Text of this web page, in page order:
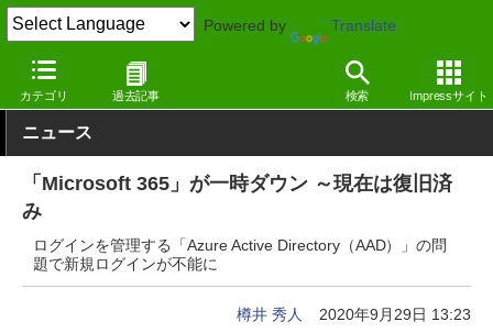
Powered by Translate
カテゴリ 過去記事 検索 Impressサイト
窓の杜 オフィス・ドキュメント Webサービス
ニュース
「Microsoft 365」が一時ダウン ～現在は復旧済
み
ログインを管理する「Azure Active Directory（AAD）」の問
題で新規ログインが不能に
樽井 秀人 2020年9月29日 13:23